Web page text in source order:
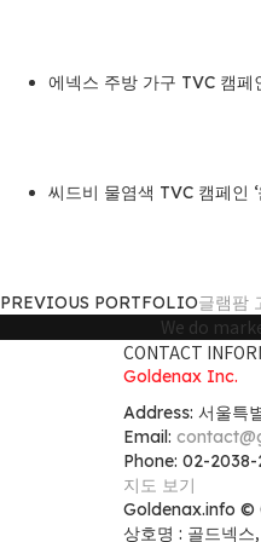
에넥스 주방 가구 TVC 캠페
씨드비 물염색 TVC 캠페인 ‘
PREVIOUS PORTFOLIO글램팜
We do
CONTACT
Goldenax Inc.
Address: 서울특
Email:
Phone: 02-2038-
지도 보기
Goldenax.info ©
상호명 : 골드넥